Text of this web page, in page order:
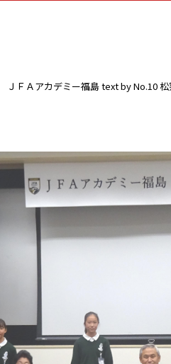
ＪＦＡアカデミー福島text by No.10 松